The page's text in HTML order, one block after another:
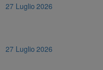
27 Luglio 2026
27 Luglio 2026